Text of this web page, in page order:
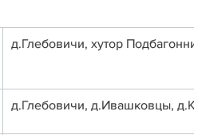
д.Глебовичи, хутор
д.Глебовичи, д.Ивашковцы,